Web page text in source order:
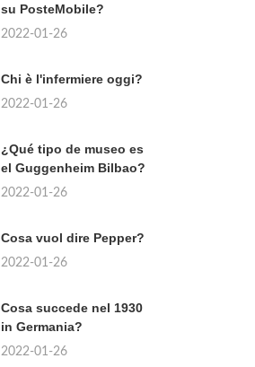
su PosteMobile?
2022-01-26
Chi è l'infermiere oggi?
2022-01-26
¿Qué tipo de museo es
el Guggenheim Bilbao?
2022-01-26
Cosa vuol dire Pepper?
2022-01-26
Cosa succede nel 1930
in Germania?
2022-01-26